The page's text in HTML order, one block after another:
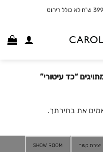
“כד עיטורי”
את בחירתך.
יצירת קשר SHOW ROOM